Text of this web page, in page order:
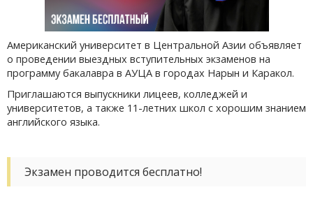
Американский университет в Центральной Азии объявляет
о проведении выездных вступительных экзаменов на
программу бакалавра в АУЦА в городах Нарын и Каракол.
Приглашаются выпускники лицеев, колледжей и
университетов, а также 11-летних школ с хорошим знанием
английского языка.
Экзамен проводится бесплатно!